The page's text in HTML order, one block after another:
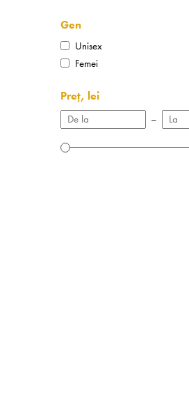
Gen
Unisex
Femei
Preț, lei
–